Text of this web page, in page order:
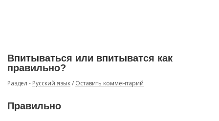
Впитываться или впитыватся как
правильно?
Раздел - Русский язык/ Оставить комментарий
Правильно